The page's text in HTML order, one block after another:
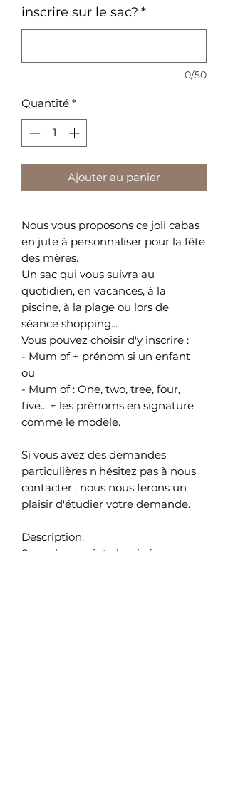
inscrire sur le sac? *
0/50
Quantité *
Ajouter au panier
Nous vous proposons ce joli cabas
en jute à personnaliser pour la fête
des mères.
Un sac qui vous suivra au
quotidien, en vacances, à la
piscine, à la plage ou lors de
séance shopping...
Vous pouvez choisir d'y inscrire :
- Mum of + prénom si un enfant
ou
- Mum of : One, two, tree, four,
five... + les prénoms en signature
comme le modèle.
Si vous avez des demandes
particulières n'hésitez pas à nous
contacter , nous nous ferons un
plaisir d'étudier votre demande.
Description:
Sac cabas en jute laminé.